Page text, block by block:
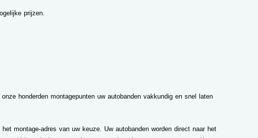
prijzen.
honderden montagepunten uw autobanden vakkundig en snel laten
montage-adres van uw keuze. Uw autobanden worden direct naar het